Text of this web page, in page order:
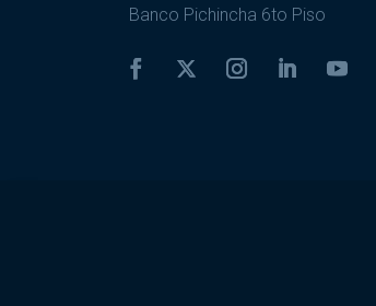
Banco Pichincha 6to Piso